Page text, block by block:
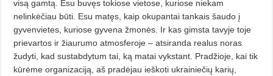
visą gamtą. Esu buvęs tokiose vietose, kuriose niekam
nelinkėčiau būti. Esu matęs, kaip okupantai tankais šaudo į
gyvenvietes, kuriose gyvena žmonės. Ir kas gimsta tavyje toje
prievartos ir žiaurumo atmosferoje – atsiranda realus noras
žudyti, kad sustabdytum tai, ką matai vykstant. Pradžioje, kai tik
kūrėme organizaciją, aš pradėjau ieškoti ukrainiečių karių,